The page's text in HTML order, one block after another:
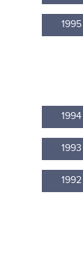
1995
1994
1993
1992